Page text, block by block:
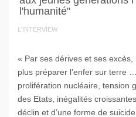
l'humanité"
L'INTERVIEW
« Par ses dérives et ses excès,
plus préparer l’enfer sur terre
prolifération nucléaire, tension
des Etats, inégalités
déclin et d’une forme de